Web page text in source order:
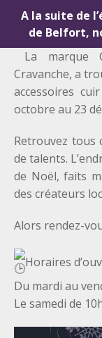
A la suite de
de Belfort,
La marque
Cravanche, a
accessoires
octobre au 23
Retrouvez tous
de talents.
de Noël, faits
des créateurs
Alors rendez-
Horaires
Du mardi au
Le samedi de